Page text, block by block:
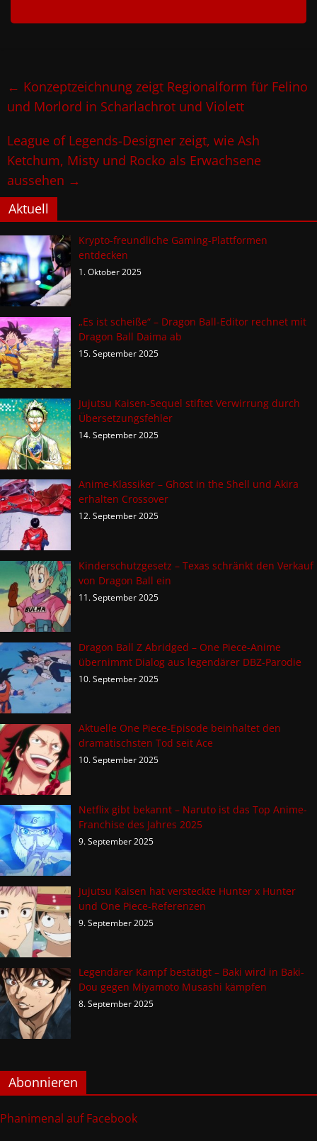
← Konzeptzeichnung zeigt Regionalform für Felino
und Morlord in Scharlachrot und Violett
League of Legends-Designer zeigt, wie Ash
Ketchum, Misty und Rocko als Erwachsene
aussehen →
Aktuell
Krypto-freundliche Gaming-Plattformen
entdecken
1. Oktober 2025
„Es ist scheiße“ – Dragon Ball-Editor rechnet mit
Dragon Ball Daima ab
15. September 2025
Jujutsu Kaisen-Sequel stiftet Verwirrung durch
Übersetzungsfehler
14. September 2025
Anime-Klassiker – Ghost in the Shell und Akira
erhalten Crossover
12. September 2025
Kinderschutzgesetz – Texas schränkt den Verkauf
von Dragon Ball ein
11. September 2025
Dragon Ball Z Abridged – One Piece-Anime
übernimmt Dialog aus legendärer DBZ-Parodie
10. September 2025
Aktuelle One Piece-Episode beinhaltet den
dramatischsten Tod seit Ace
10. September 2025
Netflix gibt bekannt – Naruto ist das Top Anime-
Franchise des Jahres 2025
9. September 2025
Jujutsu Kaisen hat versteckte Hunter x Hunter
und One Piece-Referenzen
9. September 2025
Legendärer Kampf bestätigt – Baki wird in Baki-
Dou gegen Miyamoto Musashi kämpfen
8. September 2025
Abonnieren
Phanimenal auf Facebook